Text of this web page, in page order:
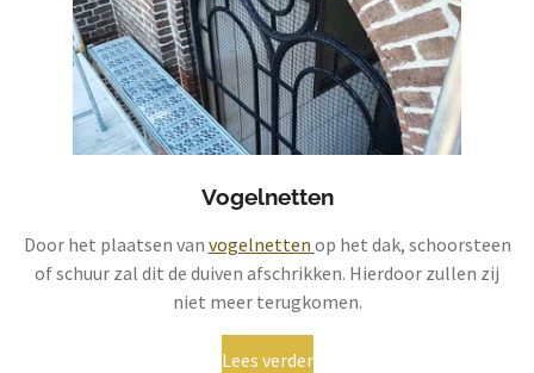
Vogelnetten
Door het plaatsen van vogelnetten op het dak, schoorsteen
of schuur zal dit de duiven afschrikken. Hierdoor zullen zij
niet meer terugkomen.
Lees verder